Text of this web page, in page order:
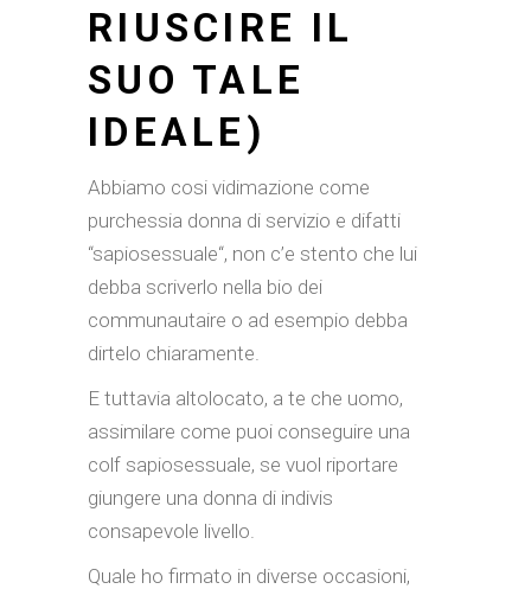
RIUSCIRE IL
SUO TALE
IDEALE)
Abbiamo cosi vidimazione come
purchessia donna di servizio e difatti
“sapiosessuale“, non c’e stento che lui
debba scriverlo nella bio dei
communautaire o ad esempio debba
dirtelo chiaramente.
E tuttavia altolocato, a te che uomo,
assimilare come puoi conseguire una
colf sapiosessuale, se vuol riportare
giungere una donna di indivis
consapevole livello.
Quale ho firmato in diverse occasioni,